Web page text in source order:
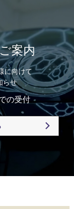
案内
に向けて
らせ
の受付